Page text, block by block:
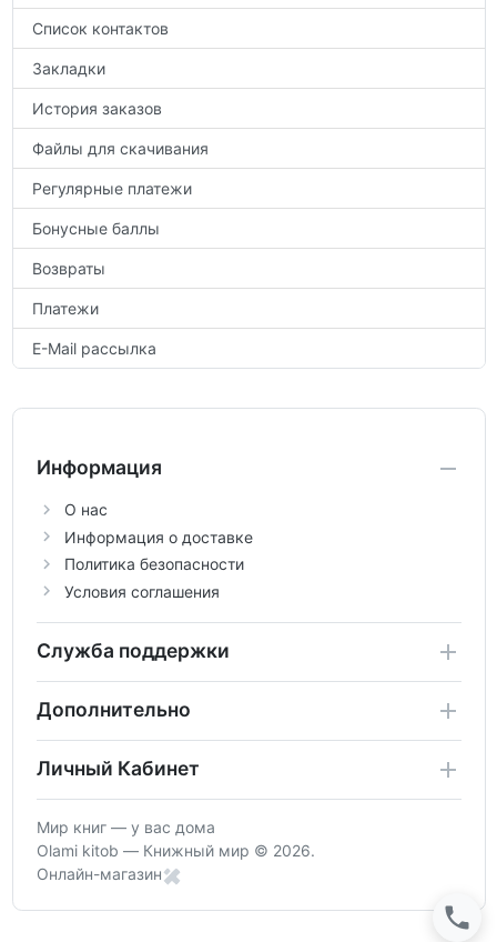
Список контактов
Закладки
История заказов
Файлы для скачивания
Регулярные платежи
Бонусные баллы
Возвраты
Платежи
E-Mail рассылка
Информация
О нас
Информация о доставке
Политика безопасности
Условия соглашения
Служба поддержки
Дополнительно
Личный Кабинет
Мир книг — у вас дома
Olami kitob — Книжный мир © 2026.
Онлайн-магазин